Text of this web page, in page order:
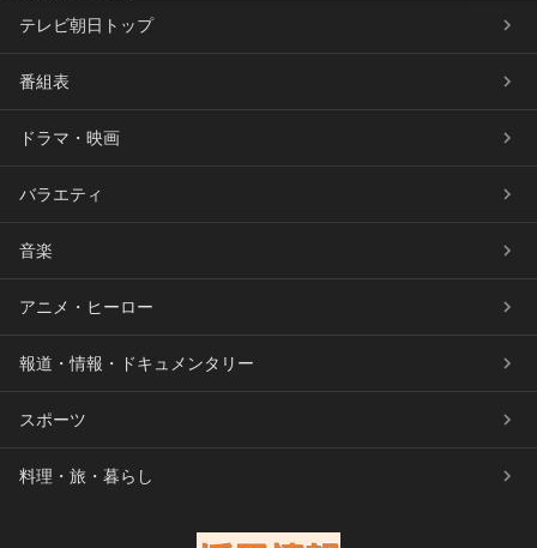
テレビ朝日トップ
番組表
ドラマ・映画
バラエティ
音楽
アニメ・ヒーロー
報道・情報・ドキュメンタリー
スポーツ
料理・旅・暮らし